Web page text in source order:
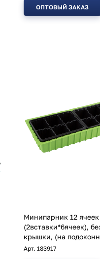
ОПТОВЫЙ ЗАКАЗ
Минипарник 12 ячеек
(2вставки*6ячеек),
крышки, (на
Арт. 183917